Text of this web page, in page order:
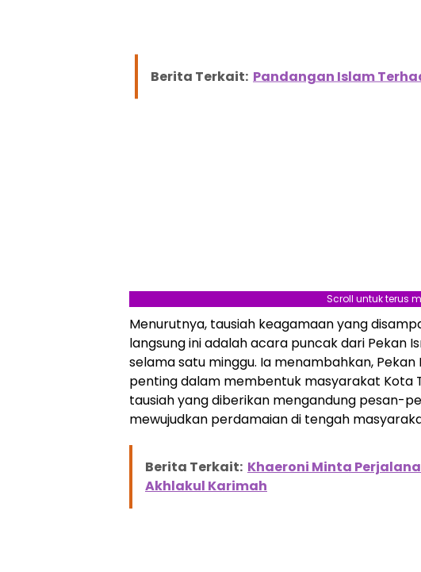
Berita Terkait: Pandangan Islam
Scroll untuk terus
Menurutnya, tausiah keagamaan yang
langsung ini adalah acara puncak dari Pekan
selama satu minggu. Ia menambahkan,
penting dalam membentuk masyarakat Kota
tausiah yang diberikan mengandung pesan-
mewujudkan perdamaian di tengah
Berita Terkait: Khaeroni Minta
Akhlakul Karimah